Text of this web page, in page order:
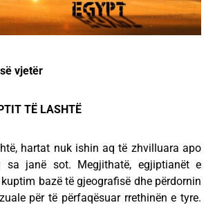
vjetër
TË LASHTË
hartat nuk ishin aq të zhvilluara apo
sa janë sot. Megjithatë, egjiptianët e
bazë të gjeografisë dhe përdornin
për të përfaqësuar rrethinën e tyre.